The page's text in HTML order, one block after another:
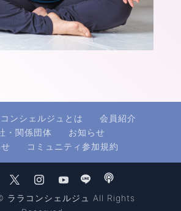
ンシェルジュとは
会員紹介
・関係団体
お知らせ
コミュニティ参加規約
ラコンシェルジュ All Rights